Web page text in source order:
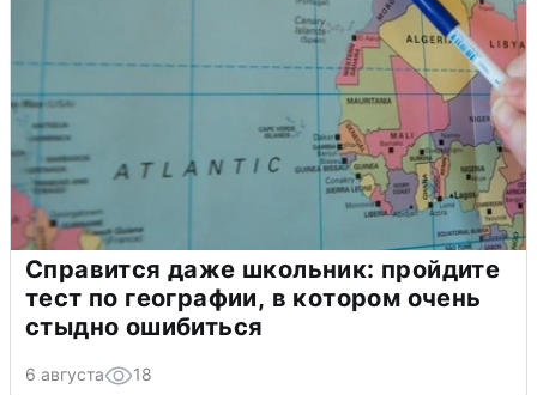
Справится даже школьник: пройдите
тест по географии, в котором очень
стыдно ошибиться
6 августа 18